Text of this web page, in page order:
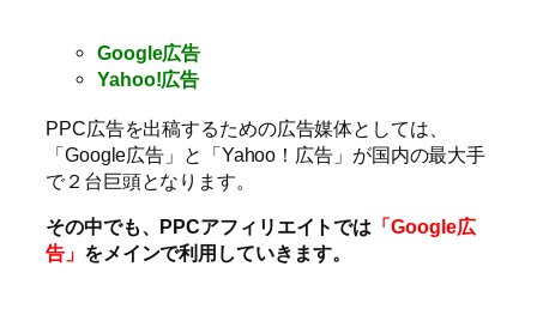
Google広告
Yahoo!広告
PPC広告を出稿するための広告媒体としては、
「Google広告」と「Yahoo！広告」が国内の最大手
で２台巨頭となります。
その中でも、PPCアフィリエイトでは 「Google広
告」 をメインで利用していきます。